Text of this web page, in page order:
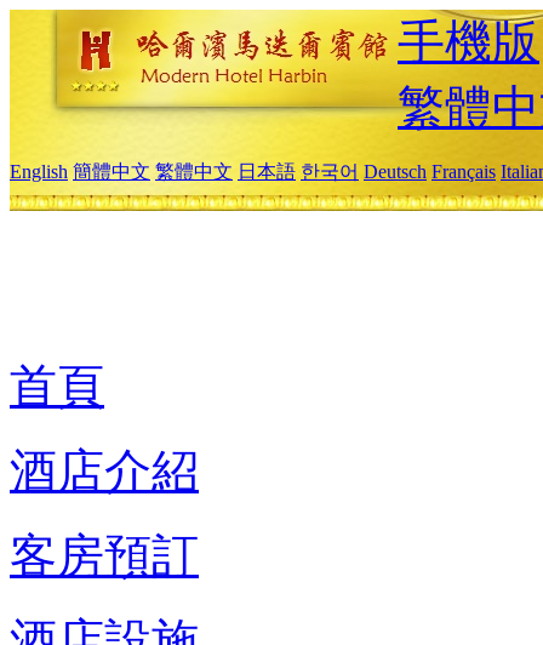
手機版
繁體
English 簡體中文 繁體中文 日本語 한국어 Deutsch Français
首頁
酒店介紹
客房預訂